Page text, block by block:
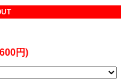
円)